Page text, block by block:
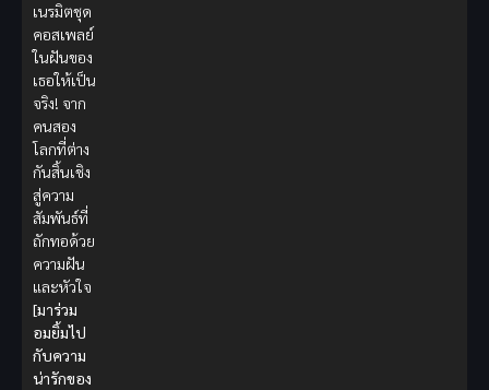
เนรมิตชุด
คอสเพลย์
ในฝันของ
เธอให้เป็น
จริง! จาก
คนสอง
โลกที่ต่าง
กันสิ้นเชิง
สู่ความ
สัมพันธ์ที่
ถักทอด้วย
ความฝัน
และหัวใจ
[มาร่วม
อมยิ้มไป
กับความ
น่ารักของ